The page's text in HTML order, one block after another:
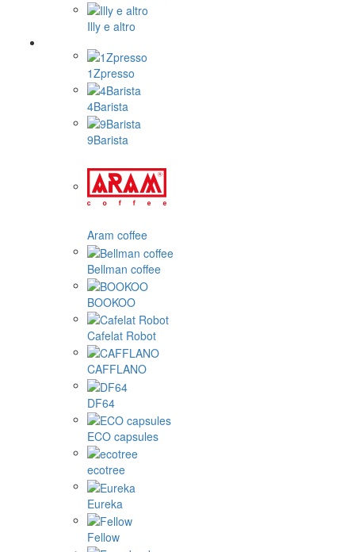
Illy e altro
1Zpresso
4Barista
9Barista
Aram coffee
Bellman coffee
BOOKOO
Cafelat Robot
CAFFLANO
DF64
ECO capsules
ecotree
Eureka
Fellow